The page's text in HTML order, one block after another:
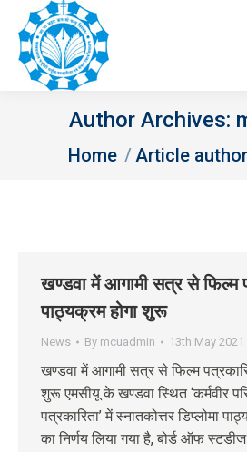
Author Archives:
You are here:
Home Article
खण्डवा में आगामी सत्र से फिल्म
पाठ्यक्रम होगा शुरू
News By mcuadmin 13th May 2021
खण्डवा में आगामी सत्र से फिल्म
शुरू एमसीयू के खण्डवा स्थित ‘कर्मवीर
पत्रकारिता’ में स्नातकोत्तर डिप्लोमा
का निर्णय लिया गया है, बोर्ड ऑफ